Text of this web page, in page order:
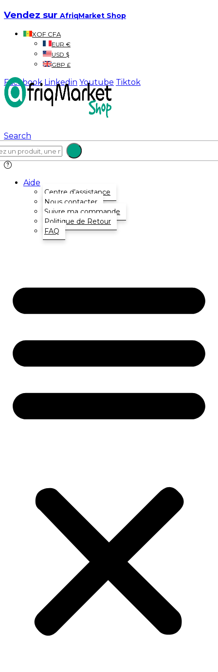
Vendez sur AfriqMarket Shop
XOF CFA
EUR €
USD $
GBP £
Facebook Linkedin Youtube Tiktok
Search
Aide
Centre d’assistance
Nous contacter
Suivre ma commande
Politique de Retour
FAQ